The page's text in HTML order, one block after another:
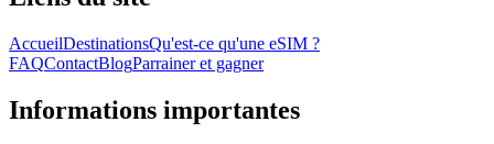
AccueilDestinationsQu'est-ce qu'une eSIM ?
FAQContactBlogParrainer et gagner
Informations importantes